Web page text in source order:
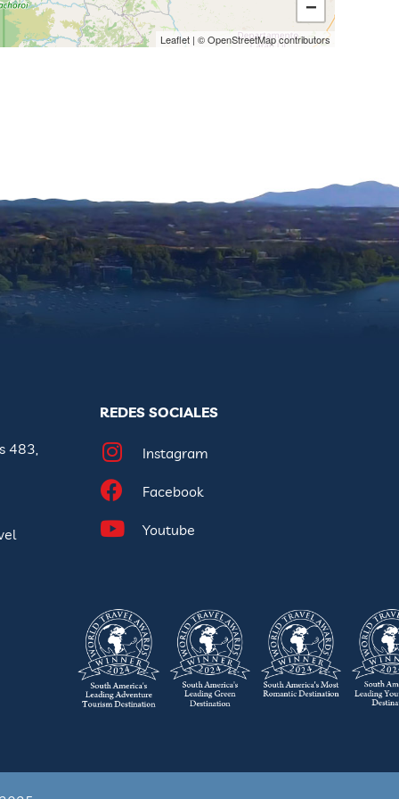
−
Leaflet | ©OpenStreetMapcontributors
483,
REDES SOCIALES
Instagram
Facebook
Youtube